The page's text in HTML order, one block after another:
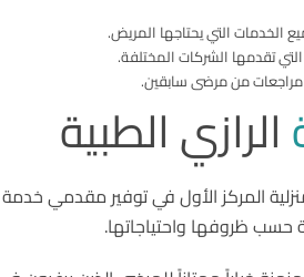
الخدمات التي يحتاجها المريض.
تقدمها الشركات المختلفة.
من مرضى سابقين.
الرازي الطبية
المركز الأول في توفير مقدمي
حسب ظروفها واحتياجاتها.